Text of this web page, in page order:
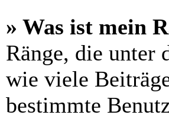
» Was ist mein
Ränge, die unter
wie viele
bestimmte